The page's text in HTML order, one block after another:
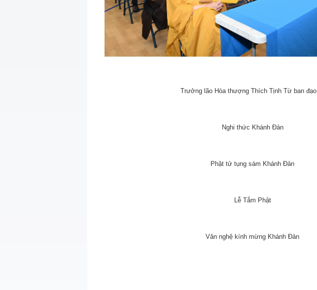
Trưởng lão Hòa thượng Thích Tịnh Từ ban
Nghi thức Khánh Đản
Phật tử tụng sám Khánh Đản
Lễ Tắm Phật
Văn nghệ kính mừng Khánh Đản